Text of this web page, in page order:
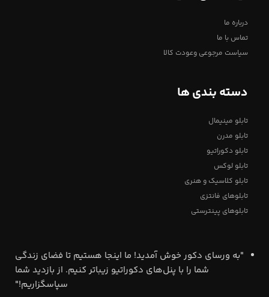
درباره ما
تماس با ما
سیاست مرجوعی وعودت کالا
دسته بندی ها
تابلو مینیمال
تابلو مدرن
تابلو دکوراتیو
تابلو لوکس
تابلو کلاسیک و هنری
تابلوهای فانتزی
تابلوهای پینترستی
"به ورسای دکور خوش آمدید! ما اینجا هستیم تا فضای زندگی
شما را با پنل‌های دکوراتیو زیباتر کنیم. از بازدید شما
سپاسگزاریم!"